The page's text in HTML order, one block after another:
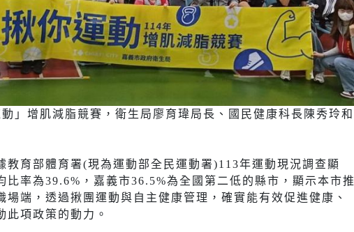
」增肌減脂競賽，衛生局廖育瑋局長、國民健康科長陳秀玲和
教育部體育署(現為運動部全民運動署)113年運動現況調查顯
率為39.6%，嘉義市36.5%為全國第二低的縣市，顯示本市推
端，透過揪團運動與自主健康管理，確實能有效促進健康、
此項政策的動力。